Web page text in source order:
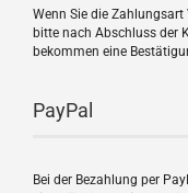
Wenn Sie die Zahlungsart
bitte nach Abschluss der
bekommen eine
PayPal
Bei der Bezahlung per